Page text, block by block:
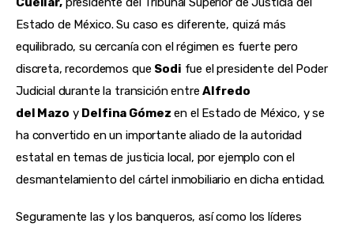
Estado de México. Su caso es diferente, quizá más
equilibrado, su cercanía con el régimen es fuerte pero
discreta, recordemos que Sodi fue el presidente del Poder
Judicial durante la transición entre Alfredo
del Mazo y Delfina Gómez en el Estado de México, y se
ha convertido en un importante aliado de la autoridad
estatal en temas de justicia local, por ejemplo con el
desmantelamiento del cártel inmobiliario en dicha entidad.
Seguramente las y los banqueros, así como los líderes